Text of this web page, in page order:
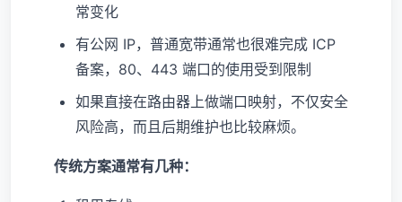
常变化
有公网 IP，普通宽带通常也很难完成 ICP
备案，80、443 端口的使用受到限制
如果直接在路由器上做端口映射，不仅安全
风险高，而且后期维护也比较麻烦。
传统方案通常有几种：